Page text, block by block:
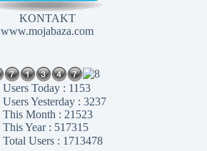
KONTAKT
www.mojabaza.com
Users Today : 1153
Users Yesterday : 3237
This Month : 21523
This Year : 517315
Total Users : 1713478